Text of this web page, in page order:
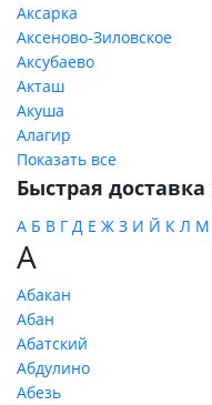
Аксарка
Аксеново-Зиловское
Аксубаево
Акташ
Акуша
Алагир
Показать все
Быстрая
А Б В Г Д Е Ж З И Й К Л М
А
Абакан
Абан
Абатский
Абдулино
Абезь